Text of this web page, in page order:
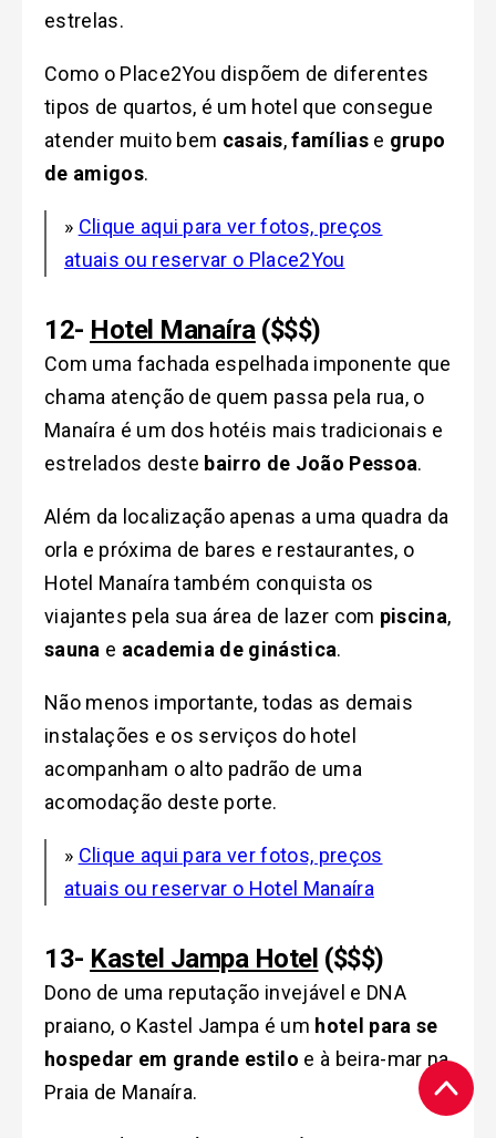
estrelas.
Como o Place2You dispõem de diferentes
tipos de quartos, é um hotel que consegue
atender muito bem casais,famílias e grupo
de amigos.
» Clique aqui para ver fotos, preços
atuais ou reservar o Place2You
12- Hotel Manaíra($$$)
Com uma fachada espelhada imponente que
chama atenção de quem passa pela rua, o
Manaíra é um dos hotéis mais tradicionais e
estrelados deste bairro de João Pessoa.
Além da localização apenas a uma quadra da
orla e próxima de bares e restaurantes, o
Hotel Manaíra também conquista os
viajantes pela sua área de lazer com piscina,
sauna e academia de ginástica.
Não menos importante, todas as demais
instalações e os serviços do hotel
acompanham o alto padrão de uma
acomodação deste porte.
» Clique aqui para ver fotos, preços
atuais ou reservar o Hotel Manaíra
13- Kastel Jampa Hotel ($$$)
Dono de uma reputação invejável e DNA
praiano, o Kastel Jampa é um hotel para se
hospedar em grande estilo e à beira-mar na
Praia de Manaíra.